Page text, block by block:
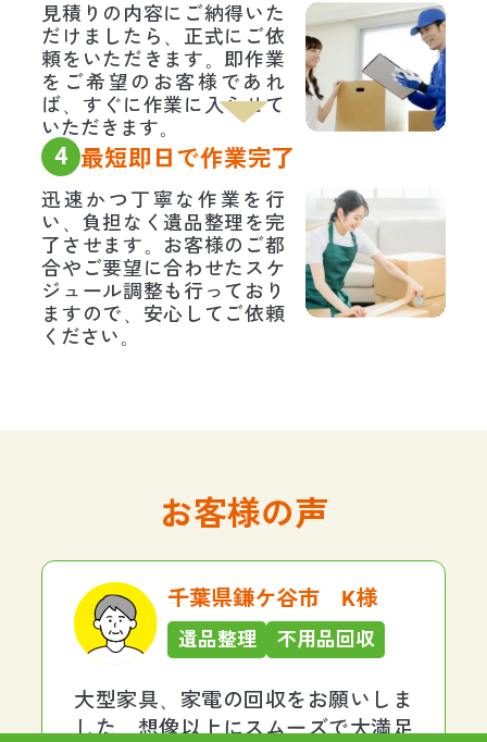
見積りの内容にご納得いた
だけましたら、正式にご依
頼をいただきます。即作業
をご希望のお客様であれ
ば、すぐに作業に入らせて
いただきます。
4 最短即日で作業完了
迅速かつ丁寧な作業を行
い、負担なく遺品整理を完
了させます。お客様のご都
合やご要望に合わせたスケ
ジュール調整も行っており
ますので、安心してご依頼
ください。
お客様の声
千葉県鎌ケ谷市 K様
遺品整理 不用品回収
大型家具、家電の回収をお願いしま
した。想像以上にスムーズで大満足